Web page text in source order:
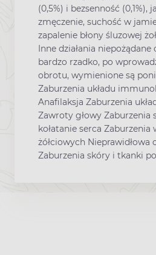
(0,5%) i bezsenność (0,1%),
zmęczenie, suchość w
zapalenie błony śluzowej
Inne działania
bardzo rzadko, po
obrotu, wymienione są
Zaburzenia układu
Anafilaksja Zaburzenia
Zawroty głowy Zaburzenia
kołatanie serca
żółciowych
Zaburzenia skóry i tkanki